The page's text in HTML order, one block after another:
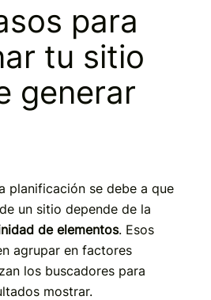
para
tu sitio
generar
planificación se debe a que
un sitio depende de la
de elementos. Esos
agrupar en factores
los buscadores para
mostrar.